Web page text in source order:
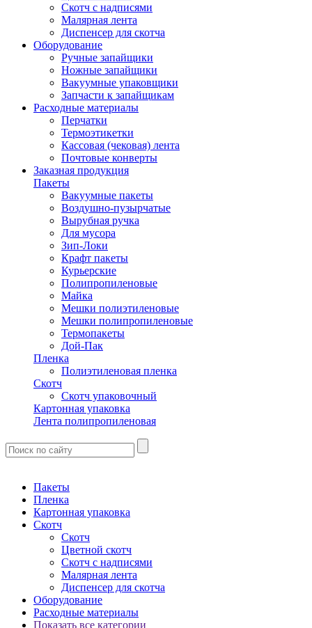
Скотч с надписями
Малярная лента
Диспенсер для скотча
Оборудование
Ручные запайщики
Ножные запайщики
Вакуумные упаковщики
Запчасти к запайщикам
Расходные материалы
Перчатки
Термоэтикетки
Кассовая (чековая) лента
Почтовые конверты
Заказная продукция
Пакеты
Вакуумные пакеты
Воздушно-пузырчатые
Вырубная ручка
Для мусора
Зип-Локи
Крафт пакеты
Курьерские
Полипропиленовые
Майка
Мешки полиэтиленовые
Мешки полипропиленовые
Термопакеты
Дой-Пак
Пленка
Полиэтиленовая пленка
Скотч
Скотч упаковочный
Картонная упаковка
Лента полипропиленовая
Пакеты
Пленка
Картонная упаковка
Скотч
Скотч
Цветной скотч
Скотч с надписями
Малярная лента
Диспенсер для скотча
Оборудование
Расходные материалы
Показать все категории